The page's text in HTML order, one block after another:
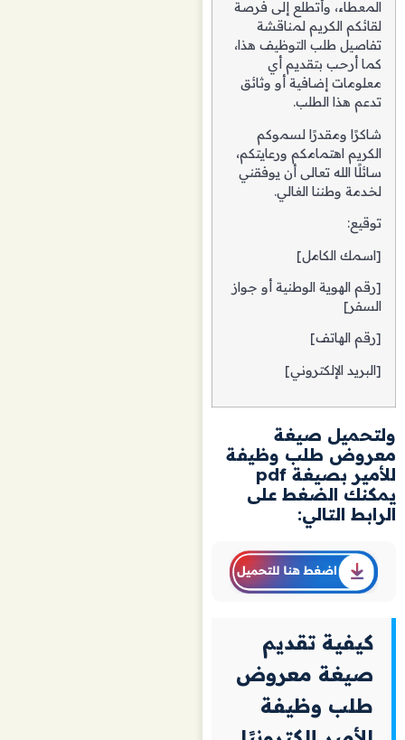
المعطاء، وأتطلع إلى فرصة
لقائكم الكريم لمناقشة
تفاصيل طلب التوظيف هذا،
كما أرحب بتقديم أي
معلومات إضافية أو وثائق
تدعم هذا الطلب.
شاكرًا ومقدرًا لسموكم
الكريم اهتمامكم ورعايتكم،
سائلًا الله تعالى أن يوفقني
لخدمة وطننا الغالي.
توقيع:
[اسمك الكامل]
[رقم الهوية الوطنية أو جواز
السفر]
[رقم الهاتف]
[البريد الإلكتروني]
ولتحميل صيغة
معروض طلب وظيفة
للأمير بصيغة pdf
يمكنك الضغط على
الرابط التالي:
كيفية تقديم
صيغة معروض
طلب وظيفة